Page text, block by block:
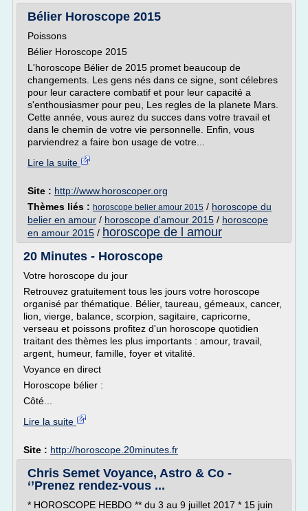
Bélier Horoscope 2015
Poissons
Bélier Horoscope 2015
L'horoscope Bélier de 2015 promet beaucoup de
changements. Les gens nés dans ce signe, sont célebres
pour leur caractere combatif et pour leur capacité a
s'enthousiasmer pour peu, Les regles de la planete Mars.
Cette année, vous aurez du succes dans votre travail et
dans le chemin de votre vie personnelle. Enfin, vous
parviendrez a faire bon usage de votre...
Lire la suite
Site : http://www.horoscoper.org
Thèmes liés : horoscope belier amour 2015 / horoscope du
belier en amour / horoscope d'amour 2015 / horoscope
en amour 2015 / horoscope de l amour
20 Minutes - Horoscope
Votre horoscope du jour
Retrouvez gratuitement tous les jours votre horoscope
organisé par thématique. Bélier, taureau, gémeaux, cancer,
lion, vierge, balance, scorpion, sagitaire, capricorne,
verseau et poissons profitez d'un horoscope quotidien
traitant des thèmes les plus importants : amour, travail,
argent, humeur, famille, foyer et vitalité.
Voyance en direct
Horoscope bélier :
Côté...
Lire la suite
Site : http://horoscope.20minutes.fr
Chris Semet Voyance, Astro & Co -
‘’Prenez rendez-vous ...
* HOROSCOPE HEBDO ** du 3 au 9 juillet 2017 * 15 juin